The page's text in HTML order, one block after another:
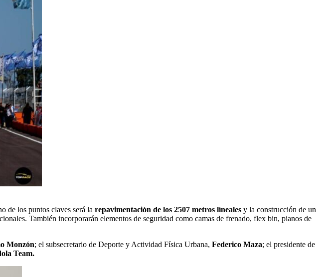
de los puntos claves será la repavimentación de los 2507 metros líneales y la construcción de un
También incorporarán elementos de seguridad como camas de frenado, flex bin, pianos de
Monzón; el subsecretario de Deporte y Actividad Física Urbana, Federico Maza; el presidente de
Team.